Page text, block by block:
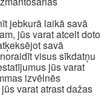
jebkurā laikā savā
jūs varat atcelt doto
savā
visus sīkdatņu
jūs varat
izvēlnēs
jūs varat atrast dažas